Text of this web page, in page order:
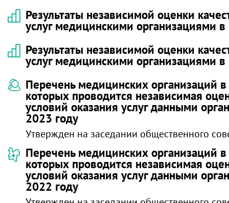
Результаты независимой оценки
услуг медицинскими организациями
Результаты независимой оценки
услуг медицинскими организациями
Перечень медицинских организаций
которых проводится независимая
условий оказания услуг данными
2023 году
Утвержден на заседании общественного
Перечень медицинских организаций
которых проводится независимая
условий оказания услуг данными
2022 году